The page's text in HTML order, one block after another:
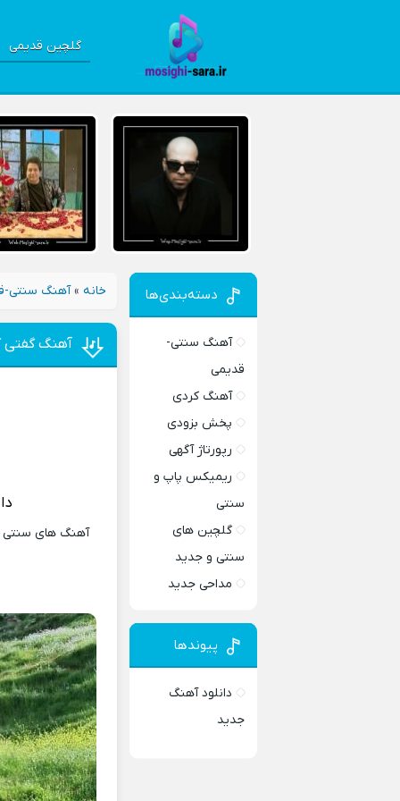
گلچین قدیمی
خانه »آهنگ سنتی-
آهنگ گفتی
آهنگ های سنتی
دسته‌بندی‌ها
آهنگ سنتی-
قدیمی
آهنگ کردی
پخش بزودی
رپورتاژ آگهی
ریمیکس پاپ و
سنتی
گلچین های
سنتی و جدید
مداحی جدید
پیوندها
دانلود آهنگ
جدید